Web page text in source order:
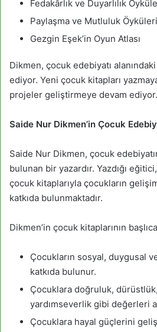
Fedakârlık ve Duyarlılık
Paylaşma ve Mutluluk Öyküleri
Gezgin Eşek’in Oyun Atlası
Dikmen, çocuk edebiyatı
ediyor. Yeni çocuk kitapları
projeler geliştirmeye devam ediyor.
Saide Nur Dikmen’in Çocuk
Saide Nur Dikmen, çocuk
bulunan bir yazardır. Yazdığı
çocuk kitaplarıyla çocukların
katkıda bulunmaktadır.
Dikmen’in çocuk kitaplarının
Çocukların sosyal, duygusal
katkıda bulunur.
Çocuklara doğruluk,
yardımseverlik gibi değerleri
Çocuklara hayal güçlerini